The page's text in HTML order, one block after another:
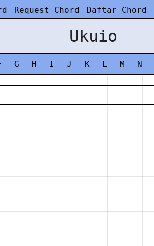
Request Chord Daftar Chord
Ukuio
G H I J K L M N